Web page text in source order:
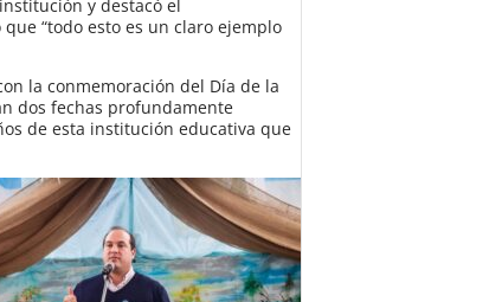
y destacó el
“todo esto es un claro ejemplo
la conmemoración del Día de la
dos fechas profundamente
de esta institución educativa que